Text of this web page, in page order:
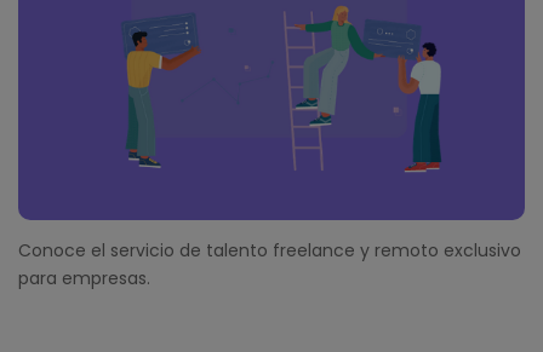
Conoce el servicio de talento freelance y remoto exclusivo
para empresas.